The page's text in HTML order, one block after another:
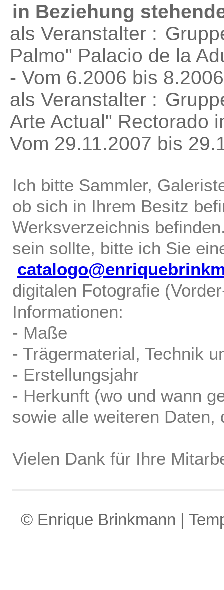
in Beziehung
als Veranstalter :
Palmo" Palacio de la
- Vom 6.2006 bis 8.2006
als Veranstalter :
Arte Actual" Rectorado
Vom 29.11.2007 bis
Ich bitte Sammler,
ob sich in Ihrem Besitz
Werksverzeichnis
sein sollte, bitte ich Sie
digitalen Fotografie
Informationen:
- Maße
- Trägermaterial, Technik
- Erstellungsjahr
- Herkunft (wo und wann
sowie alle weiteren
Vielen Dank für Ihre
© Enrique Brinkmann |